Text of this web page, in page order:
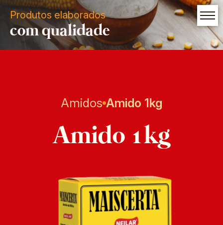
Produtos elaborados
com qualidade
Amidos Amido 1kg
Amido 1kg